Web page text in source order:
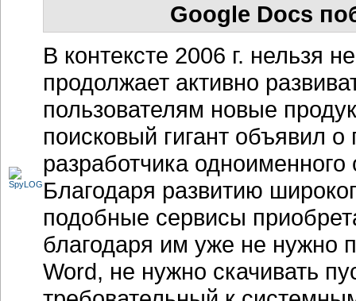
Google Docs
В контексте 2006 г. нельзя
продолжает активно
пользователям новые
поисковый гигант объявил
разработчика одноименного
Благодаря развитию
подобные сервисы
благодаря им уже не нужно
Word, не нужно скачивать